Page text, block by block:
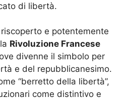
di libertà.
e potentemente
Rivoluzione Francese
divenne il simbolo per
e del repubblicanesimo.
“berretto della libertà”,
come distintivo e